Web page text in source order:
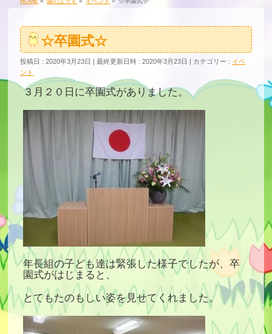
☆卒園式☆
投稿日 : 2020年3月23日 最終更新日時 : 2020年3月23日 カテゴリー : イベ
ント
３月２０日に卒園式がありました。
年長組の子ども達は緊張した様子でしたが、卒
園式がはじまると、
とてもたのもしい姿を見せてくれました。